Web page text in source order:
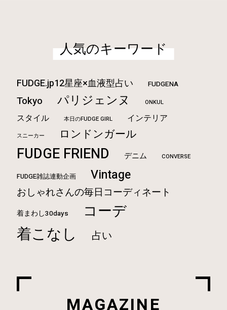
人気のキーワード
FUDGE.jp12星座×血液型占い FUDGENA
Tokyo パリジェンヌ ONKUL
スタイル 本日のFUDGE GIRL インテリア
スニーカー ロンドンガール
FUDGE FRIEND デニム CONVERSE
FUDGE雑誌連動企画 Vintage
おしゃれさんの毎日コーディネート
着まわし30days コーデ
着こなし 占い
MAGAZINE